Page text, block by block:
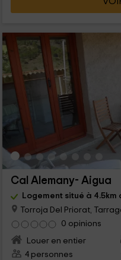
Cal Alemany- Aigua
Logement situé à 4.5km
Torroja Del Priorat,
0 opinions
Louer en entier
4 personnes